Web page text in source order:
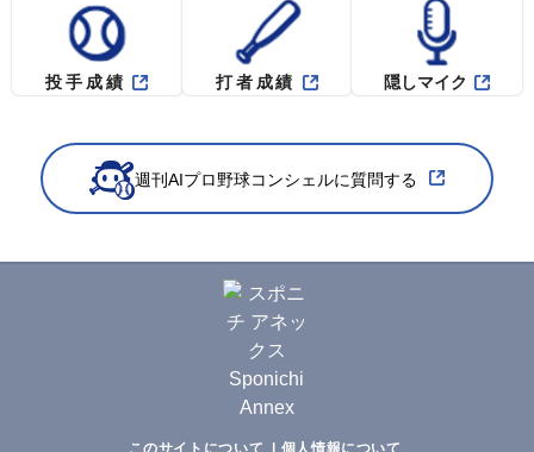
投手成績 打者成績 隠しマイク
週刊AIプロ野球コンシェルに質問する
このサイトについて 個人情報について